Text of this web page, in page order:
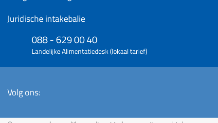
Juridische intakebalie
088 - 629 00 40
Landelijke Alimentatiedesk (lokaal tarief)
Volg ons: